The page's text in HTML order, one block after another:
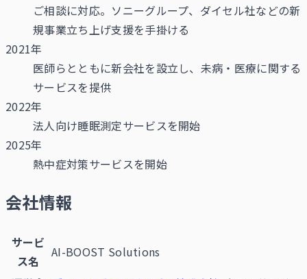
ご相談に対応。ソニーグループ、ダイセル社などの新
規事業立ち上げ支援を手掛ける
2021年
医師らとともに新会社を設立し、未病・医療に関する
サービスを提供
2022年
法人向け睡眠測定サービスを開始
2025年
熱中症対策サービスを開始
会社情報
サービ
ス名
AI-BOOST Solutions